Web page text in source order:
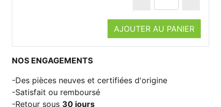
AJOUTER AU PANIER
NOS ENGAGEMENTS
Des pièces neuves et certifiées d'origine
Satisfait ou remboursé
Retour sous 30 jours